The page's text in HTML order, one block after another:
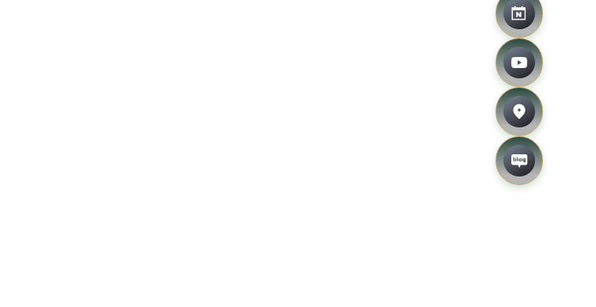
네이버 예약
유튜브
오시는 길
블로그